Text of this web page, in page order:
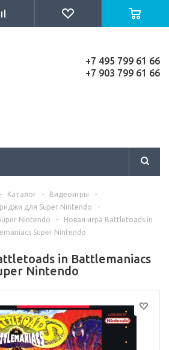
+7 495 799 61 66
+7 903 799 61 66
- Каталог - Видеоигры
-
для Super Nintendo
-
Nintendo
-
Новая игра Battletoads in
Super Nintendo
in Battlemaniacs
Nintendo